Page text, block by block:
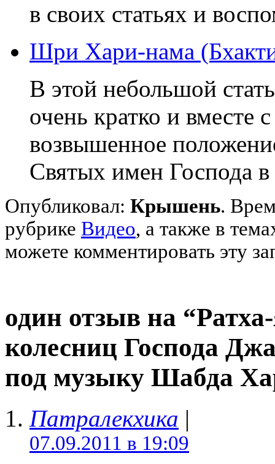
в своих статьях и
Шри Хари-нама
В этой небольшой
очень кратко и вместе
возвышенное
Святых имен Господа
Опубликовал: Крышень.
рубрике Видео, а также в
можете комментировать эту
один отзыв на
колесниц Господа
под музыку Шабда
Патралекхика |
07.09.2011 в 19:09